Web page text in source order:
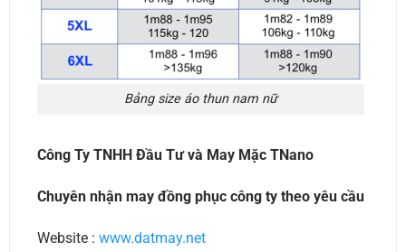
Bảng size áo thun nam nữ
Công Ty TNHH Đầu Tư và May Mặc TNano
Chuyên nhận may đồng phục công ty theo yêu cầu
Website : www.datmay.net